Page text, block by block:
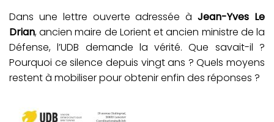
Dans une lettre ouverte adressée àJean-Yves Le
Drian, ancien maire de Lorient et ancien ministre de la
Défense, l’UDB demande la vérité. Que savait-il ?
Pourquoi ce silence depuis vingt ans ? Quels moyens
restent à mobiliser pour obtenir enfin des réponses ?